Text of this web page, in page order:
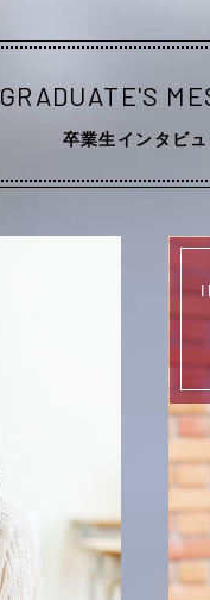
GRADUATE'S
卒業生インタビ